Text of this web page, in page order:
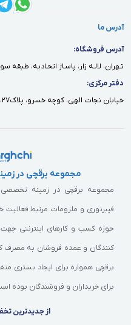
آدرس ما
آدرس فروشگاه:
تـهران، لالـه زار، پاسـاژ اتحـاديه، طبقه
دفتر مركزى:
خيابان نجات الهى، كوچه خسرو، پلاك٢٧، واحد ٢، طبقه اول
مجموعه برقچی در
مجموعه برقچی در زمینه تخصصی
فیبرنوری و ملزومات مرتبط
حوزه کسب و کارهای اینترنتی جهت
کنندگان و عمده فروشان به مصرف
برقچی همواره برای ایجاد بستری
برای خریداران و فروشندگان بوده
از جدیدترین